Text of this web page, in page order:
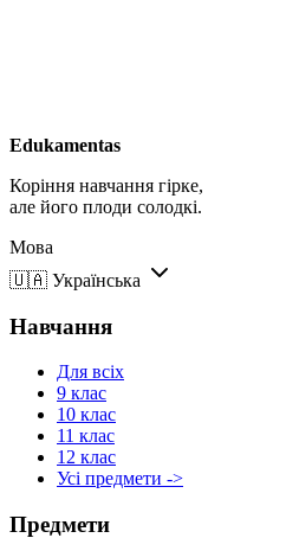
Edukamentas
Коріння навчання гірке,
але його плоди солодкі.
Мова
🇺🇦 Українська
Навчання
Для всіх
9 клас
10 клас
11 клас
12 клас
Усі предмети ->
Предмети